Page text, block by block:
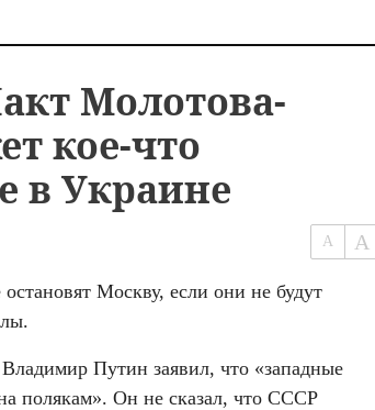
Молотова-
кое-что
в Украине
Москву, если они не будут
Путин заявил, что «западные
полякам». Он не сказал, что СССР